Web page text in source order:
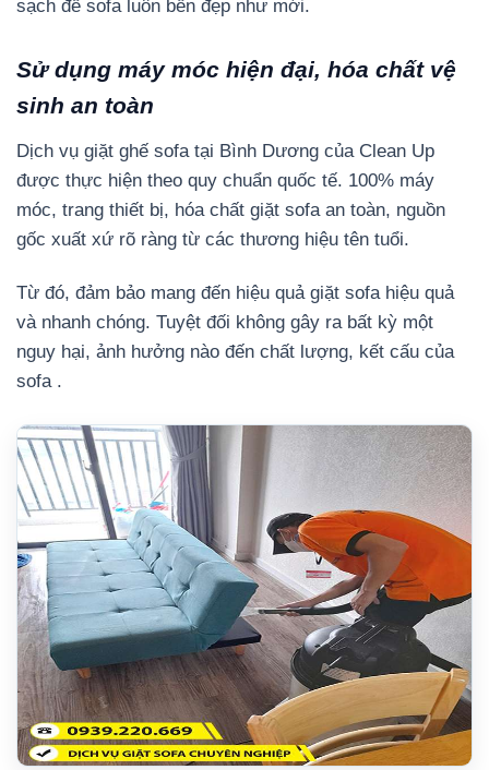
sạch để sofa luôn bền đẹp như mới.
Sử dụng máy móc hiện đại, hóa chất vệ
sinh an toàn
Dịch vụ giặt ghế sofa tại Bình Dương của Clean Up
được thực hiện theo quy chuẩn quốc tế. 100% máy
móc, trang thiết bị, hóa chất giặt sofa an toàn, nguồn
gốc xuất xứ rõ ràng từ các thương hiệu tên tuổi.
Từ đó, đảm bảo mang đến hiệu quả giặt sofa hiệu quả
và nhanh chóng. Tuyệt đối không gây ra bất kỳ một
nguy hại, ảnh hưởng nào đến chất lượng, kết cấu của
sofa .